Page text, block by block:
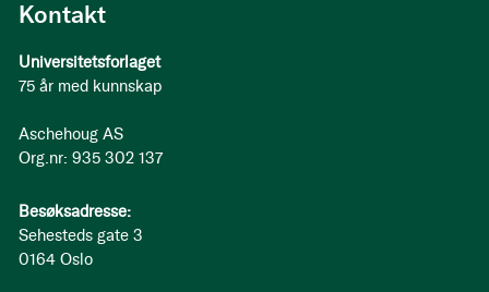
Kontakt
Universitetsforlaget
75 år med kunnskap
Aschehoug AS
Org.nr: 935 302 137
Besøksadresse:
Sehesteds gate 3
0164 Oslo